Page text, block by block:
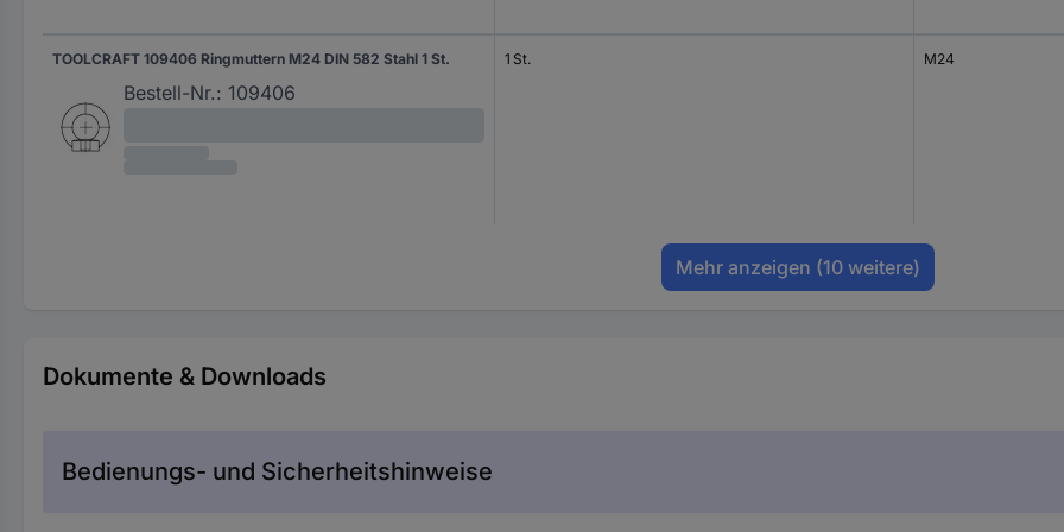
TOOLCRAFT 109406 Ringmuttern M24 DIN 582 Stahl 1 St.
Bestell-Nr.: 109406
1 St. M24
Mehr anzeigen (10 weitere)
Dokumente & Downloads
Bedienungs- und Sicherheitshinweise